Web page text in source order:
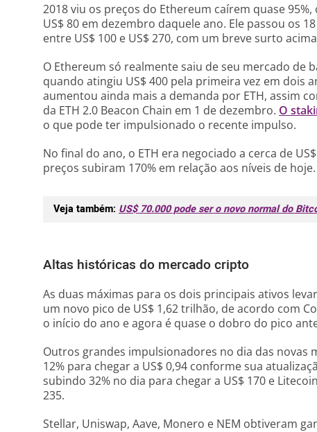
2018 viu os preços do Ethereum caírem quase
US$ 80 em dezembro daquele ano. Ele passou os
entre US$ 100 e US$ 270, com um breve surto
O Ethereum só realmente saiu de seu mercado de
quando atingiu US$ 400 pela primeira vez em dois
aumentou ainda mais a demanda por ETH, assim
da ETH 2.0 Beacon Chain em 1 de dezembro. O
o que pode ter impulsionado o recente impulso.
No final do ano, o ETH era negociado a cerca de
preços subiram 170% em relação aos níveis de hoje.
Veja também: US$ 70.000 pode ser o novo normal do
Altas históricas do mercado cripto
As duas máximas para os dois principais ativos
um novo pico de US$ 1,62 trilhão, de acordo com
o início do ano e agora é quase o dobro do pico
Outros grandes impulsionadores no dia das novas
12% para chegar a US$ 0,94 conforme sua
subindo 32% no dia para chegar a US$ 170 e
235.
Stellar, Uniswap, Aave, Monero e NEM obtiveram